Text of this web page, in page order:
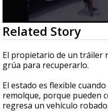
0
seconds
of
2
minutes,
56
Related Story
El propietario de un tráiler
grúa para recuperarlo.
El estado es flexible
remolque, porque pueden
regresa un vehículo robado.